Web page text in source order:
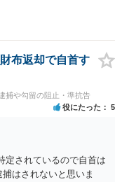
た。 しかし、いずれの申
外、誰にも会えない状況
の、非常に厳しい警察官
べにより、真実が歪めら
、担当弁護士らは警察署
た。また、担当警察官に
さんに対する警察官の態
び、事件を注意深く分析
訴を求める終局処分意見
となりました。 ■解決の
も話をし、弁護方針や取
件の早期解決につながり
布返却で自首す
捕や勾留の阻止・準抗告
役にたった 5
定されているので自首は
はされないと思いま